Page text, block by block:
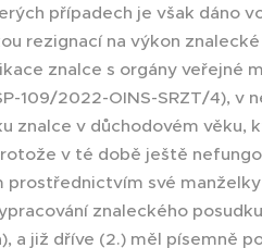
případech je však dáno
rezignací na výkon
znalce s orgány veřejné
109/2022-OINS-SRZT/4),
znalce v důchodovém věku,
v té době ještě
prostřednictvím své
znaleckého
a již dříve (2.) měl písemně